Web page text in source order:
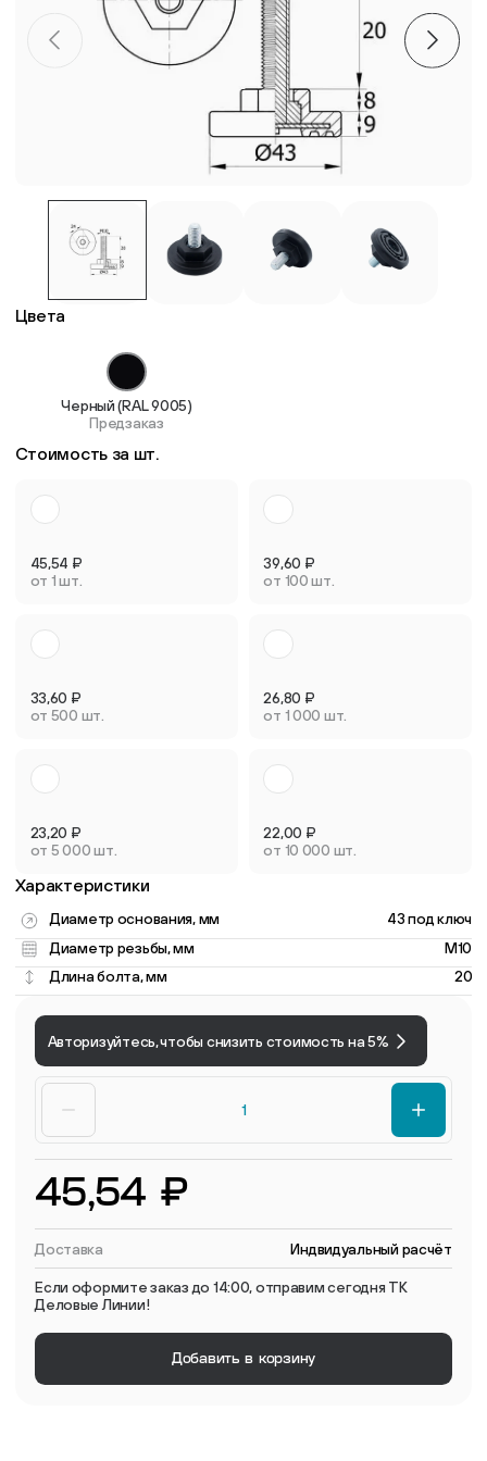
Цвета
Черный (RAL 9005)
Предзаказ
Стоимость за шт.
45,54 ₽
от 1 шт.
39,60 ₽
от 100 шт.
33,60 ₽
от 500 шт.
26,80 ₽
от 1 000 шт.
23,20 ₽
от 5 000 шт.
22,00 ₽
от 10 000 шт.
Характеристики
Диаметр основания, мм
43 под ключ
Диаметр резьбы, мм
M10
Длина болта, мм
20
Авторизуйтесь, чтобы снизить стоимость на 5%
45,54 ₽
Доставка Индвидуальный расчёт
Если оформите заказ до 14:00, отправим сегодня ТК
Деловые Линии!
Добавить в корзину
Пластиковые столешницы для школьных парт
Комплектующие для мебели
Система выравнивания плитки
Дюбель